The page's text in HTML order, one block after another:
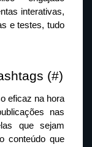
interativas,
e testes, tudo
(#)
eficaz na hora
nas
que sejam
conteúdo que